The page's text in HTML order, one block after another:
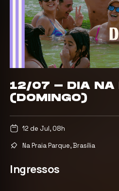
12/07 - DIA NA
(DOMINGO)
12 de Jul, 08h
Na Praia Parque, Brasília
Ingressos